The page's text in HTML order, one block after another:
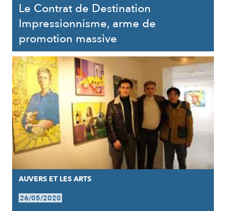
Le Contrat de Destination
Impressionnisme, arme de
promotion massive
AUVERS ET LES ARTS
26/05/2020